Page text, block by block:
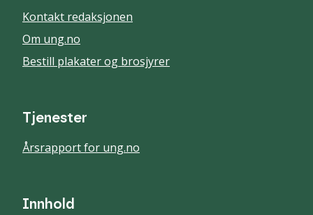
Kontakt redaksjonen
Om ung.no
Bestill plakater og brosjyrer
Tjenester
Årsrapport for ung.no
Innhold